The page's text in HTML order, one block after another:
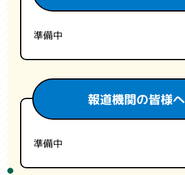
準備中
報道機関の皆様へ
準備中